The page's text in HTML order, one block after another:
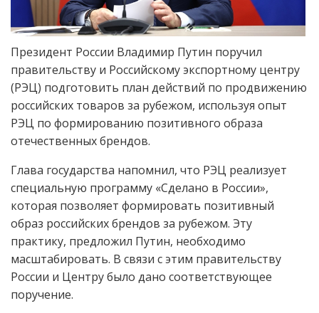
Президент России Владимир Путин поручил
правительству и Российскому экспортному центру
(РЭЦ) подготовить план действий по продвижению
российских товаров за рубежом, используя опыт
РЭЦ по формированию позитивного образа
отечественных брендов.
Глава государства напомнил, что РЭЦ реализует
специальную программу «Сделано в России»,
которая позволяет формировать позитивный
образ российских брендов за рубежом. Эту
практику, предложил Путин, необходимо
масштабировать. В связи с этим правительству
России и Центру было дано соответствующее
поручение.